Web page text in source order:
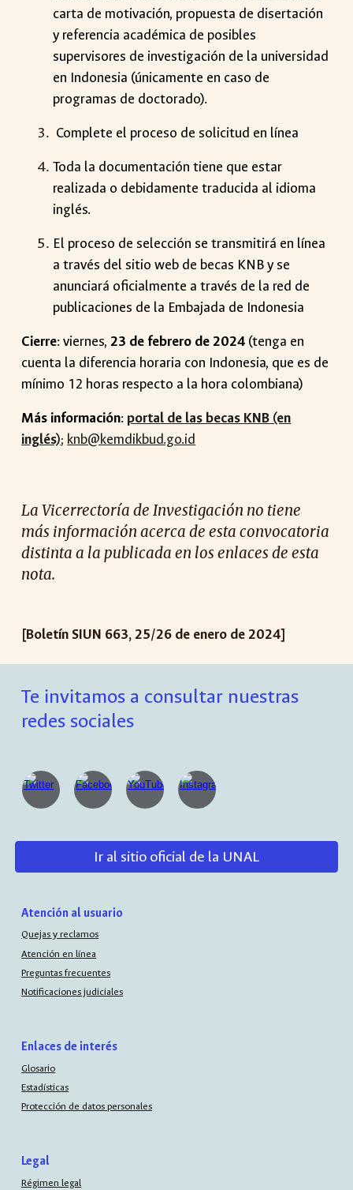
carta de motivación, propuesta de disertación
y referencia académica de posibles
supervisores de investigación de la universidad
en Indonesia (únicamente en caso de
programas de doctorado).
Complete el proceso de solicitud en línea
Toda la documentación tiene que estar
realizada o debidamente traducida al idioma
inglés.
El proceso de selección se transmitirá en línea
a través del sitio web de becas KNB y se
anunciará oficialmente a través de la red de
publicaciones de la Embajada de Indonesia
Cierre:viernes, 23 de febrero de 2024 (tenga en
cuenta la diferencia horaria con Indonesia, que es de
mínimo 12 horas respecto a la hora colombiana)
Más información: portal de las becas KNB (en
inglés); knb@kemdikbud.go.id
La Vicerrectoría de Investigación no tiene
más información acerca de esta convocatoria
distinta a la publicada en los enlaces de esta
nota.
[Boletín SIUN 663, 25/26 de enero de 2024]
Te invitamos a consultar nuestras
redes sociales
Ir al sitio oficial de la UNAL
Atención al usuario
Quejas y reclamos
Atención en línea
Preguntas frecuentes
Notificaciones judiciales
Enlaces de interés
Glosario
Estadísticas
Protección de datos personales
Legal
Régimen legal